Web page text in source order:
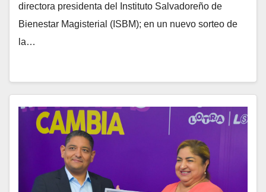
directora presidenta del Instituto Salvadoreño de
Bienestar Magisterial (ISBM); en un nuevo sorteo de
la…